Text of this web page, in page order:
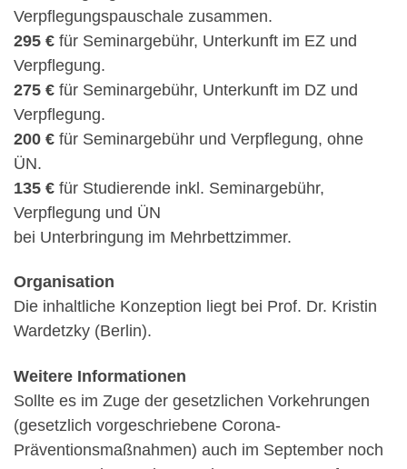
Verpflegungspauschale zusammen.
295 € für Seminargebühr, Unterkunft im EZ und
Verpflegung.
275 € für Seminargebühr, Unterkunft im DZ und
Verpflegung.
200 € für Seminargebühr und Verpflegung, ohne
ÜN.
135 € für Studierende inkl. Seminargebühr,
Verpflegung und ÜN
bei Unterbringung im Mehrbettzimmer.
Organisation
Die inhaltliche Konzeption liegt bei Prof. Dr. Kristin
Wardetzky (Berlin).
Weitere Informationen
Sollte es im Zuge der gesetzlichen Vorkehrungen
(gesetzlich vorgeschriebene Corona-
Präventionsmaßnahmen) auch im September noch